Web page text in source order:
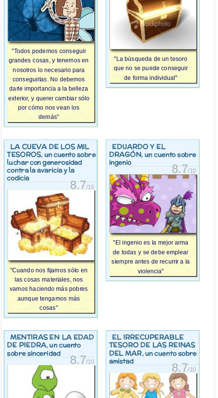
"Todos podemos conseguir
grandes cosas, y tenemos en
nosotros lo necesario para
conseguirlas. No debemos
darle importancia a la belleza
exterior, y querer cambiar sólo
por cómo nos vean los
demás"
"La búsqueda de un tesoro
que no se puede conseguir
de forma individual"
LA CUEVA DE LOS MIL
TESOROS, un cuento sobre
luchar con generosidad
contra la avaricia y la
codicia
8.7/10
"Cuando nos fijamos sólo en
las cosas materiales, nos
vamos haciendo más pobres
aunque tengamos más
cosas"
EDUARDO Y EL
DRAGÓN, un cuento sobre
ingenio
8.7/10
"El ingenio es la mejor arma
de todas y se debe emplear
siempre antes de recurrir a la
violencia"
MENTIRAS EN LA EDAD
DE PIEDRA, un cuento
sobre sinceridad
8.7/10
EL IRRECUPERABLE
TESORO DE LAS REINAS
DEL MAR, un cuento sobre
amistad
8.7/10